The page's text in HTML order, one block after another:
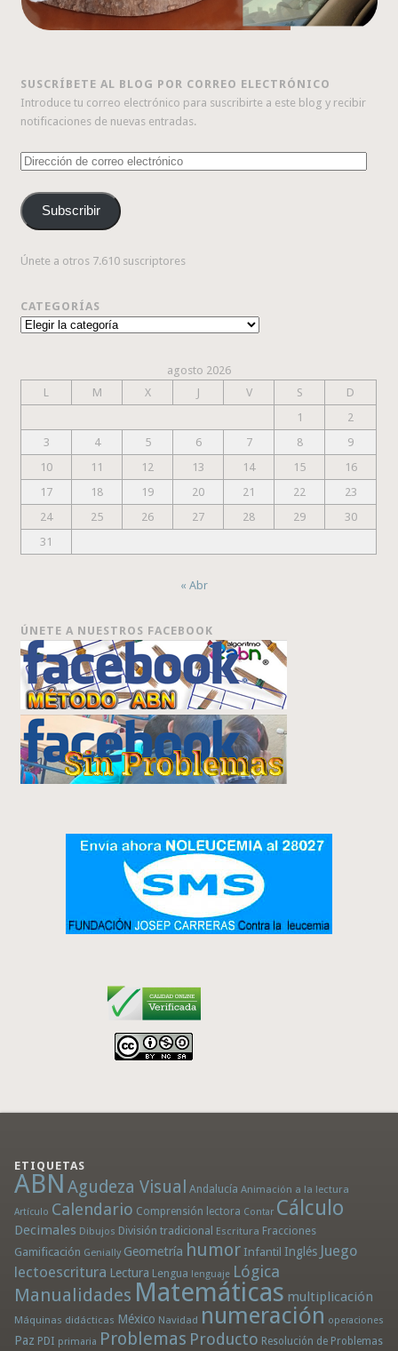
SUSCRÍBETE AL BLOG POR CORREO ELECTRÓNICO
Introduce tu correo electrónico para suscribirte a este blog y recibir
notificaciones de nuevas entradas.
Dirección
correo
electrónico
Subscribir
Únete a otros 7.610 suscriptores
CATEGORÍAS
Categorías
agosto 2026
L
M X J V S
D
1
2
3
4 5 6 7 8
9
10
11 12 13 14 15
16
17
18 19 20 21 22
23
24
25 26 27 28 29
30
31
« Abr
ÚNETE A NUESTROS FACEBOOK
ETIQUETAS
ABN Agudeza Visual Andalucía Animación a la lectura
Artículo Calendario Comprensión lectora Contar Cálculo
Decimales Dibujos División tradicional Escritura Fracciones
Gamificación Genially Geometría humor Infantil Inglés Juego
lectoescritura Lectura Lengua lenguaje Lógica
Manualidades Matemáticas multiplicación
Máquinas didácticas México Navidad numeración operaciones
Paz PDI primaria Problemas Producto Resolución de Problemas